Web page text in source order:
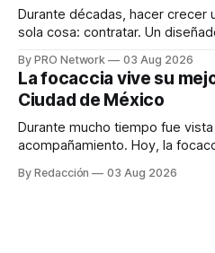
Durante décadas, hacer crecer
sola cosa: contratar. Un
para los textos, alguien que
para encontrar prospectos, un
llamadas y mensajes, y —con
By PRO Network 03 Aug 2026
La focaccia vive su
Ciudad de México
Durante mucho tiempo fue
acompañamiento. Hoy, la
artesanal, ingredientes de
By Redacción 03 Aug 2026